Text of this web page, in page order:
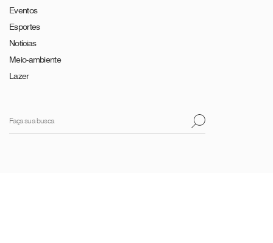
Eventos
Esportes
Notícias
Meio-ambiente
Lazer